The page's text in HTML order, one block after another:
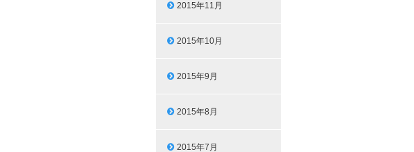
2015年11月
2015年10月
2015年9月
2015年8月
2015年7月